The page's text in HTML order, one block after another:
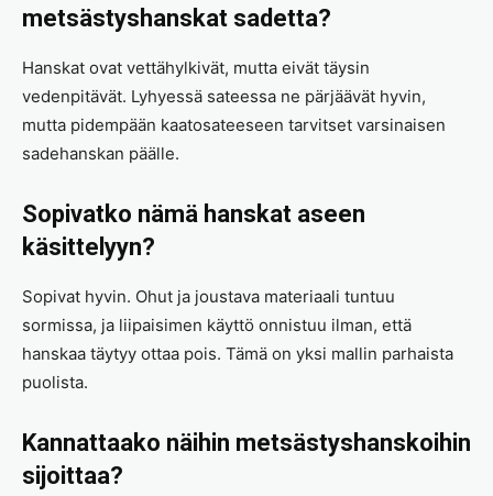
metsästyshanskat sadetta?
Hanskat ovat vettähylkivät, mutta eivät täysin
vedenpitävät. Lyhyessä sateessa ne pärjäävät hyvin,
mutta pidempään kaatosateeseen tarvitset varsinaisen
sadehanskan päälle.
Sopivatko nämä hanskat aseen
käsittelyyn?
Sopivat hyvin. Ohut ja joustava materiaali tuntuu
sormissa, ja liipaisimen käyttö onnistuu ilman, että
hanskaa täytyy ottaa pois. Tämä on yksi mallin parhaista
puolista.
Kannattaako näihin metsästyshanskoihin
sijoittaa?